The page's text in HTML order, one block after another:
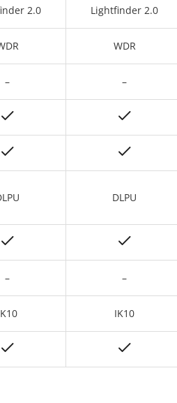
2.0 Lightfinder 2.0
WDR
– –
DLPU
– –
IK10